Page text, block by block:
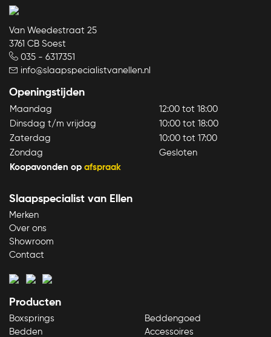
Van Weedestraat 25
3761 CB Soest
035 - 6317351
info@slaapspecialistvanellen.nl
Openingstijden
Maandag
12:00 tot 18:00
Dinsdag t/m vrijdag
10:00 tot 18:00
Zaterdag
10:00 tot 17:00
Zondag
Gesloten
Koopavonden op afspraak
Slaapspecialist van Ellen
Merken
Over ons
Showroom
Contact
Producten
Boxsprings
Bedden
Beddengoed
Accessoires